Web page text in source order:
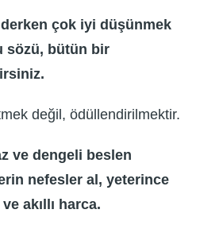
çok iyi düşünmek
sözü, bütün bir
değil, ödüllendirilmektir.
ve dengeli beslen
nefesler al, yeterince
akıllı harca.